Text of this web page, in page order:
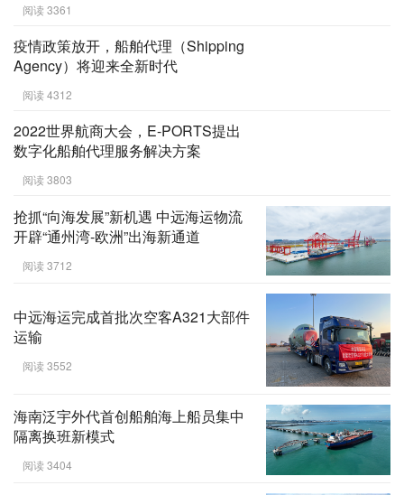
阅读 3934
东航物流定制“年货方案” 国内水果行
业首艘“车厘子包船”到了！
阅读 3361
疫情政策放开，船舶代理（Shipping
Agency）将迎来全新时代
阅读 4312
2022世界航商大会，E-PORTS提出
数字化船舶代理服务解决方案
阅读 3803
抢抓“向海发展”新机遇 中远海运物流
开辟“通州湾-欧洲”出海新通道
阅读 3712
中远海运完成首批次空客A321大部件
运输
阅读 3552